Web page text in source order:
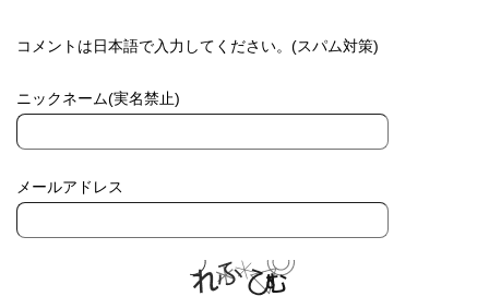
コメントは日本語で入力してください。(スパム対策)
ニックネーム(実名禁止)
メールアドレス